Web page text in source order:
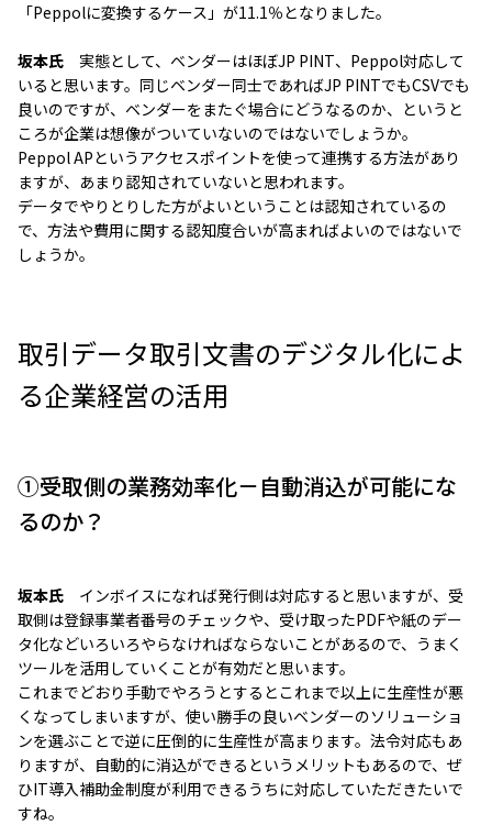
「Peppolに変換するケース」が11.1％となりました。
坂本氏 実態として、ベンダーはほぼJP PINT、Peppol対応して
いると思います。同じベンダー同士であればJP PINTでもCSVでも
良いのですが、ベンダーをまたぐ場合にどうなるのか、というと
ころが企業は想像がついていないのではないでしょうか。
Peppol APというアクセスポイントを使って連携する方法があり
ますが、あまり認知されていないと思われます。
データでやりとりした方がよいということは認知されているの
で、方法や費用に関する認知度合いが高まればよいのではないで
しょうか。
取引データ取引文書のデジタル化によ
る企業経営の活用
①受取側の業務効率化－自動消込が可能にな
るのか？
坂本氏 インボイスになれば発行側は対応すると思いますが、受
取側は登録事業者番号のチェックや、受け取ったPDFや紙のデー
タ化などいろいろやらなければならないことがあるので、うまく
ツールを活用していくことが有効だと思います。
これまでどおり手動でやろうとするとこれまで以上に生産性が悪
くなってしまいますが、使い勝手の良いベンダーのソリューショ
ンを選ぶことで逆に圧倒的に生産性が高まります。法令対応もあ
りますが、自動的に消込ができるというメリットもあるので、ぜ
ひIT導入補助金制度が利用できるうちに対応していただきたいで
すね。